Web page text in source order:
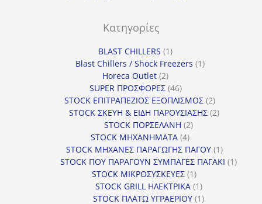
Κατηγορίες
BLAST CHILLERS 11
προϊόν
Blast Chillers / Shock Freezers 11
Horeca Outlet 22
προϊόντα
SUPER ΠΡΟΣΦΟΡΕΣ 4646
προϊόντα
STOCK ΕΠΙΤΡΑΠΕΖΙΟΣ ΕΞΟΠΛΙΣΜΟΣ 22
προϊόντα
STOCK ΣΚΕΥΗ & ΕΙΔΗ ΠΑΡΟΥΣΙΑΣΗΣ 22
STOCK ΠΟΡΣΕΛΑΝΗ 22
STOCK ΜΗΧΑΝΗΜΑΤΑ 44
προϊόντα
STOCK ΜΗΧΑΝΕΣ ΠΑΡΑΓΩΓΗΣ ΠΑΓΟΥ 11
προϊόν
STOCK ΠΟΥ ΠΑΡΑΓΟΥΝ ΣΥΜΠΑΓΕΣ ΠΑΓΑΚΙ 11
STOCK ΜΙΚΡΟΣΥΣΚΕΥΕΣ 11
προϊόν
STOCK GRILL ΗΛΕΚΤΡΙΚΑ 11
προϊόν
STOCK ΠΛΑΤΩ ΥΓΡΑΕΡΙΟΥ 11